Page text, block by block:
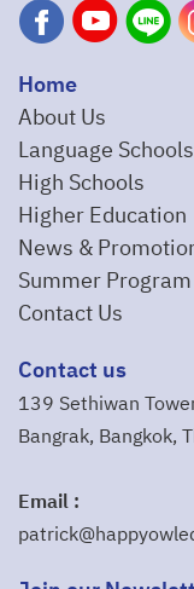
Home
About Us
Language Schools
High Schools
Higher Education
News &
Summer Program
Contact Us
Contact us
139 Sethiwan
Bangrak, Bangkok,
Email :